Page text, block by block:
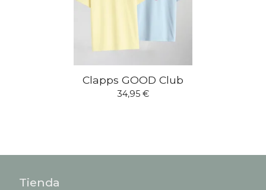
Clapps GOOD Club
34,95 €
Tienda